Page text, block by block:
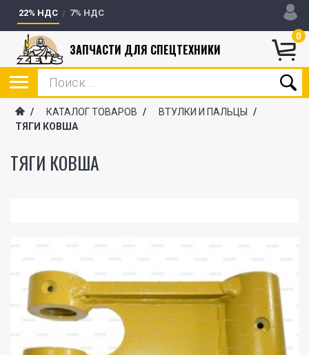
22% НДС 7% НДС
0
ЗАПЧАСТИ ДЛЯ СПЕЦТЕХНИКИ
/ КАТАЛОГ ТОВАРОВ / ВТУЛКИ И ПАЛЬЦЫ
/
ТЯГИ КОВША
ТЯГИ КОВША